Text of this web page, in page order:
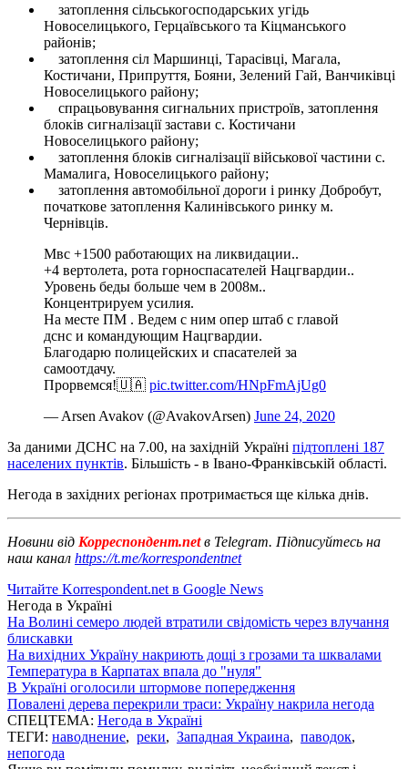
затоплення сільськогосподарських угідь
Новоселицького, Герцаївського та Кіцманського
районів;
затоплення сіл Маршинці, Тарасівці, Магала,
Костичани, Припруття, Бояни, Зелений Гай, Ванчиківці
Новоселицького району;
спрацьовування сигнальних пристроїв, затоплення
блоків сигналізації застави с. Костичани
Новоселицького району;
затоплення блоків сигналізації військової частини с.
Мамалига, Новоселицького району;
затоплення автомобільної дороги і ринку Добробут,
початкове затоплення Калинівського ринку м.
Чернівців.
Мвс +1500 работающих на ликвидации..
+4 вертолета, рота горноспасателей Нацгвардии..
Уровень беды больше чем в 2008м..
Концентрируем усилия.
На месте ПМ . Ведем с ним опер штаб с главой
дснс и командующим Нацгвардии.
Благодарю полицейских и спасателей за
самоотдачу.
Прорвемся!🇺🇦 pic.twitter.com/HNpFmAjUg0
— Arsen Avakov (@AvakovArsen) June 24, 2020
За даними ДСНС на 7.00, на західній Україні підтоплені 187
населених пунктів. Більшість - в Івано-Франківській області.
Негода в західних регіонах протримається ще кілька днів.
Новини від Корреспондент.netв Telegram. Підписуйтесь на
наш канал https://t.me/korrespondentnet
Читайте Korrespondent.net в Google News
Негода в Україні
На Волині семеро людей втратили свідомість через влучання
блискавки
На вихідних Україну накриють дощі з грозами та шквалами
Температура в Карпатах впала до "нуля"
В Україні оголосили штормове попередження
Повалені дерева перекрили траси: Україну накрила негода
СПЕЦТЕМА: Негода в Україні
ТЕГИ: наводнение, реки, Западная Украина, паводок,
непогода